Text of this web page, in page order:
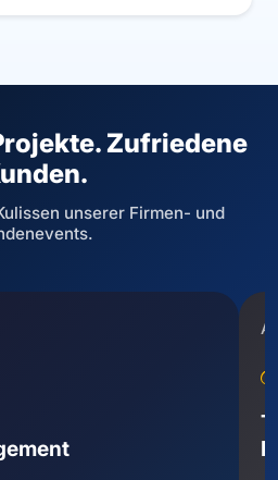
Zufriedene
unserer Firmen- und